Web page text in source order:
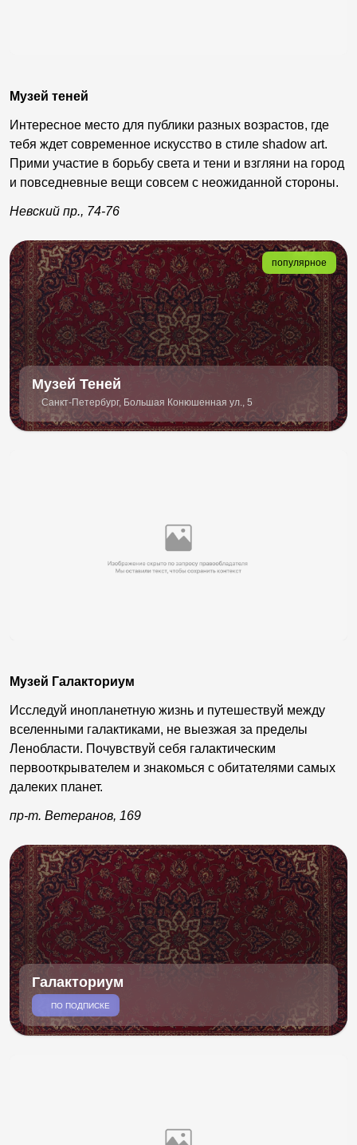
Музей теней
Интересное место для публики разных возрастов, где
тебя ждет современное искусство в стиле shadow art.
Прими участие в борьбу света и тени и взгляни на город
и повседневные вещи совсем с неожиданной стороны.
Невский пр., 74-76
популярное
Музей Теней
Санкт-Петербург, Большая Конюшенная ул., 5
Музей Галакториум
Исследуй инопланетную жизнь и путешествуй между
вселенными галактиками, не выезжая за пределы
Ленобласти. Почувствуй себя галактическим
первооткрывателем и знакомься с обитателями самых
далеких планет.
пр-т. Ветеранов, 169
Галакториум
ПО ПОДПИСКЕ